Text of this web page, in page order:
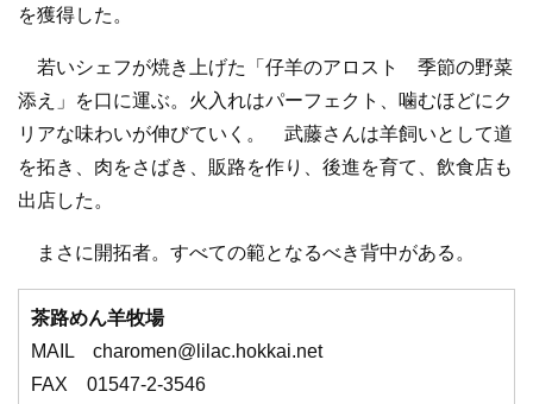
を獲得した。
若いシェフが焼き上げた「仔羊のアロスト 季節の野菜
添え」を口に運ぶ。火入れはパーフェクト、噛むほどにク
リアな味わいが伸びていく。 武藤さんは羊飼いとして道
を拓き、肉をさばき、販路を作り、後進を育て、飲食店も
出店した。
まさに開拓者。すべての範となるべき背中がある。
茶路めん羊牧場
MAIL charomen@lilac.hokkai.net
FAX 01547-2-3546